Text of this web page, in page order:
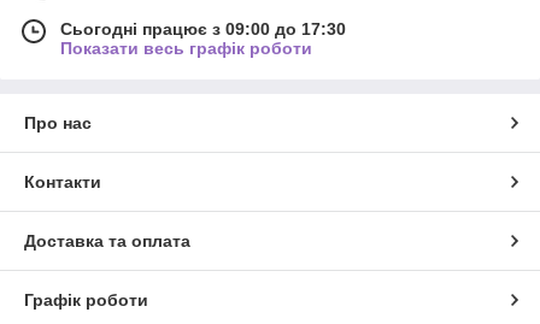
Сьогодні працює з 09:00 до 17:30
Показати весь графік роботи
Про нас
Контакти
Доставка та оплата
Графік роботи